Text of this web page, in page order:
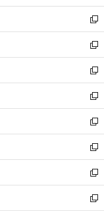
開
く
ウ
で
開
く
ン
ド
ウ
で
開
く
ウ
ィ
ン
ド
ウ
で
開
く
新
し
い
ウ
ィ
ン
ド
ウ
で
開
く
新
し
い
ウ
ィ
ン
ド
ウ
で
開
く
新
し
い
ウ
ィ
ン
ド
ウ
で
開
く
新
し
い
ウ
ィ
ン
ド
ウ
で
新
し
い
ウ
ィ
ン
ド
新
し
い
ウ
ィ
新
し
い
新